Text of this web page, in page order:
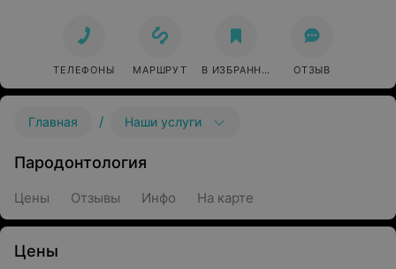
ТЕЛЕФОНЫ МАРШРУТ В ИЗБРАННОЕ ОТЗЫВ
Главная / Наши услуги
Пародонтология
Цены Отзывы Инфо На карте
Цены